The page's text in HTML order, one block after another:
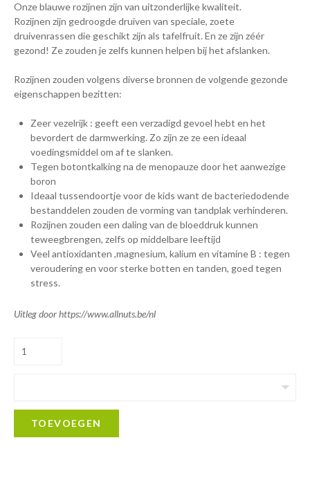
Onze blauwe rozijnen zijn van uitzonderlijke kwaliteit.
Rozijnen zijn gedroogde druiven van speciale, zoete
druivenrassen die geschikt zijn als tafelfruit. En ze zijn zéér
gezond! Ze zouden je zelfs kunnen helpen bij het afslanken.
Rozijnen zouden volgens diverse bronnen de volgende gezonde
eigenschappen bezitten:
Zeer vezelrijk : geeft een verzadigd gevoel hebt en het
bevordert de darmwerking. Zo zijn ze ze een ideaal
voedingsmiddel om af te slanken.
Tegen botontkalking na de menopauze door het aanwezige
boron
Ideaal tussendoortje voor de kids want de bacteriedodende
bestanddelen zouden de vorming van tandplak verhinderen.
Rozijnen zouden een daling van de bloeddruk kunnen
teweegbrengen, zelfs op middelbare leeftijd
Veel antioxidanten ,magnesium, kalium en vitamine B : tegen
veroudering en voor sterke botten en tanden, goed tegen
stress.
Uitleg door https://www.allnuts.be/nl
TOEVOEGEN